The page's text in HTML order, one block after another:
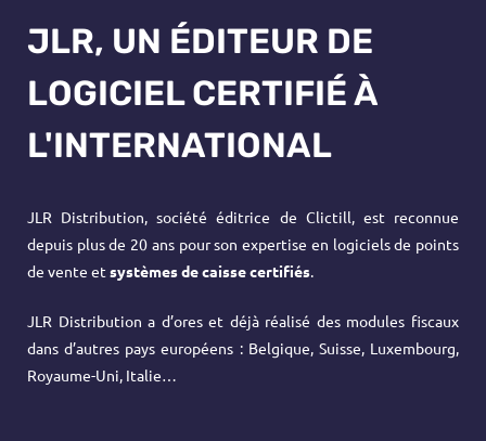
JLR, UN ÉDITEUR DE
LOGICIEL CERTIFIÉ À
L'INTERNATIONAL
JLR Distribution, société éditrice de Clictill, est reconnue
depuis plus de 20 ans pour son expertise en logiciels de points
de vente et systèmes de caisse certifiés.
JLR Distribution a d’ores et déjà réalisé des modules fiscaux
dans d’autres pays européens : Belgique, Suisse, Luxembourg,
Royaume-Uni, Italie…